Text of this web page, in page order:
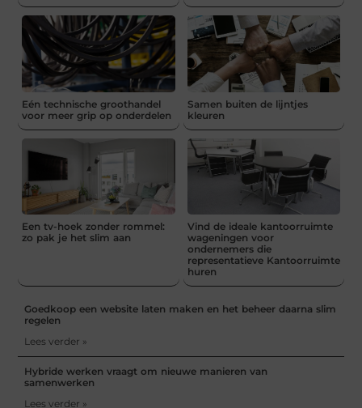
Eén technische groothandel
voor meer grip op onderdelen
Samen buiten de lijntjes
kleuren
Een tv-hoek zonder rommel:
zo pak je het slim aan
Vind de ideale kantoorruimte
wageningen voor
ondernemers die
representatieve Kantoorruimte
huren
Goedkoop een website laten maken en het beheer daarna slim
regelen
Lees verder »
Hybride werken vraagt om nieuwe manieren van
samenwerken
Lees verder »